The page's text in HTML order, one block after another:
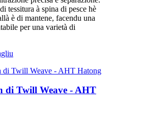
tessitura à spina di pesce hè
è di mantene, facendu una
per una varietà di
di Twill Weave - AHT